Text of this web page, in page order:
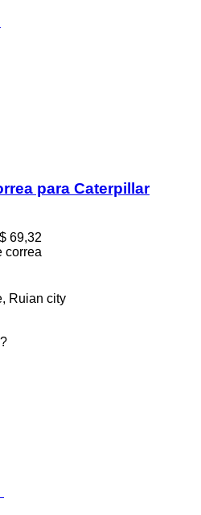
para Caterpillar
69,32
correa
Ruian city